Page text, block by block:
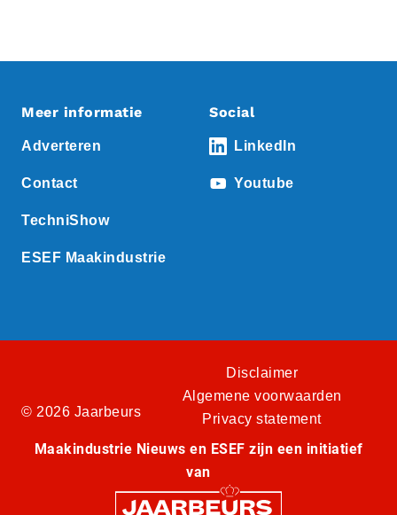
Meer informatie
Adverteren
Contact
TechniShow
ESEF Maakindustrie
Social
LinkedIn
Youtube
© 2026 Jaarbeurs
Disclaimer
Algemene voorwaarden
Privacy statement
Maakindustrie Nieuws en ESEF zijn een initiatief
van